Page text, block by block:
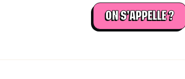
ON S’APPELLE ?